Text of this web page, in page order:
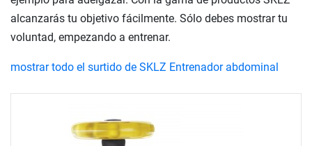
alcanzarás tu objetivo fácilmente. Sólo debes mostrar tu
voluntad, empezando a entrenar.
mostrar todo el surtido de SKLZ Entrenador abdominal